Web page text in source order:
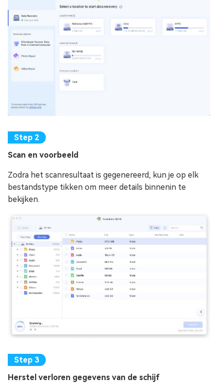
Scan en voorbeeld
Zodra het scanresultaat is gegenereerd, kun je op elk
bestandstype tikken om meer details binnenin te
bekijken.
Herstel verloren gegevens van de schijf